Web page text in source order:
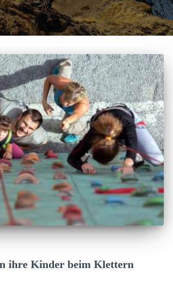
ihre Kinder beim Klettern